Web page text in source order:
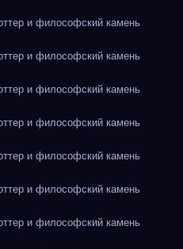
и философский камень
и философский камень
и философский камень
и философский камень
и философский камень
и философский камень
и философский камень